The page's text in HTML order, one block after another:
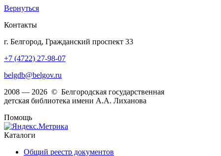
Вернуться
Контакты
г. Белгород, Гражданский проспект 33
+7 (4722) 27-98-07
belgdb@belgov.ru
2008 — 2026 © Белгородская государственная
детская библиотека имени А.А. Лиханова
Помощь
Каталоги
Общий реестр документов